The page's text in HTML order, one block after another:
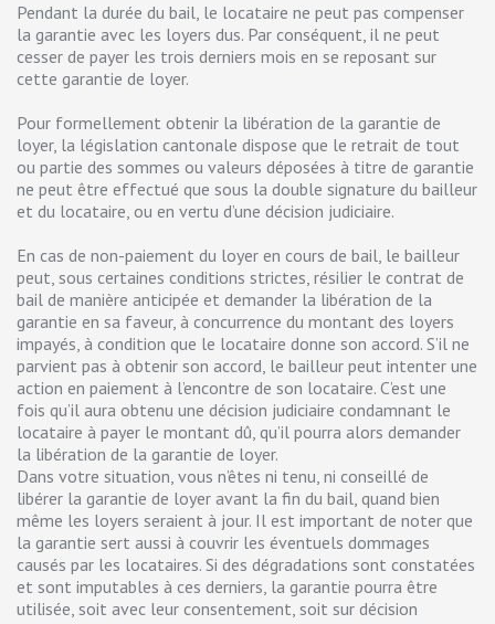
Pendant la durée du bail, le locataire ne peut pas compenser
la garantie avec les loyers dus. Par conséquent, il ne peut
cesser de payer les trois derniers mois en se reposant sur
cette garantie de loyer.
Pour formellement obtenir la libération de la garantie de
loyer, la législation cantonale dispose que le retrait de tout
ou partie des sommes ou valeurs déposées à titre de garantie
ne peut être effectué que sous la double signature du bailleur
et du locataire, ou en vertu d’une décision judiciaire.
En cas de non-paiement du loyer en cours de bail, le bailleur
peut, sous certaines conditions strictes, résilier le contrat de
bail de manière anticipée et demander la libération de la
garantie en sa faveur, à concurrence du montant des loyers
impayés, à condition que le locataire donne son accord. S’il ne
parvient pas à obtenir son accord, le bailleur peut intenter une
action en paiement à l’encontre de son locataire. C’est une
fois qu’il aura obtenu une décision judiciaire condamnant le
locataire à payer le montant dû, qu’il pourra alors demander
la libération de la garantie de loyer.
Dans votre situation, vous n’êtes ni tenu, ni conseillé de
libérer la garantie de loyer avant la fin du bail, quand bien
même les loyers seraient à jour. Il est important de noter que
la garantie sert aussi à couvrir les éventuels dommages
causés par les locataires. Si des dégradations sont constatées
et sont imputables à ces derniers, la garantie pourra être
utilisée, soit avec leur consentement, soit sur décision